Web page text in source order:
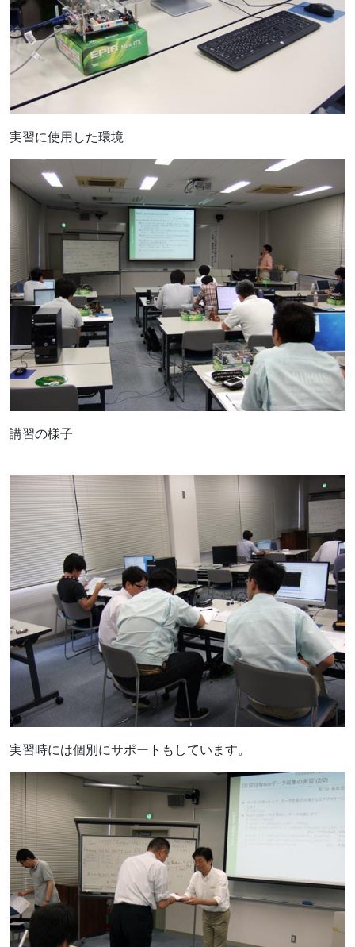
実習に使用した環境
講習の様子
実習時には個別にサポートもしています。